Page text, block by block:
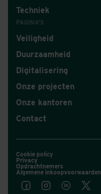
Techniek
PAGINA'S
Veiligheid
Duurzaamheid
Digitalisering
Onze projecten
Onze kantoren
Contact
Cookie policy
Privacy
Opdrachtnemers
Algemene inkoopvoorwaarden